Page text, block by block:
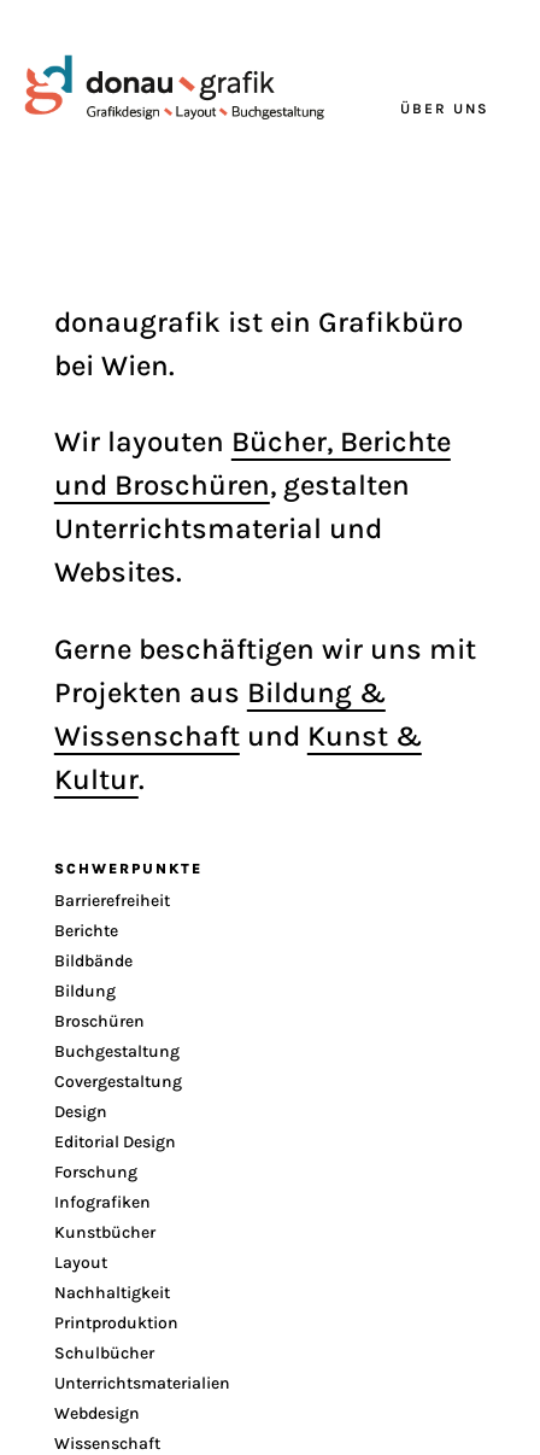
ÜBER UNS
donaugrafik ist ein Grafikbüro
bei Wien.
Wir layouten Bücher, Berichte
und Broschüren, gestalten
Unterrichts­material und
Websites.
Gerne beschäftigen wir uns mit
Projekten aus Bildung &
Wissenschaftund Kunst &
Kultur.
SCHWERPUNKTE
Barrierefreiheit
Berichte
Bildbände
Bildung
Broschüren
Buchgestaltung
Covergestaltung
Design
Editorial Design
Forschung
Infografiken
Kunstbücher
Layout
Nachhaltigkeit
Printproduktion
Schulbücher
Unterrichtsmaterialien
Webdesign
Wissenschaft